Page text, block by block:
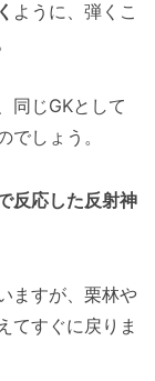
ように、弾くこ
同じGKとして
しょう。
反応した反射神
ますが、栗林や
てすぐに戻りま